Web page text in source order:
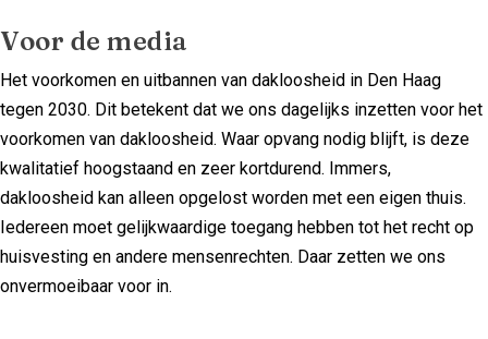
Voor de media
Het voorkomen en uitbannen van dakloosheid in Den Haag
tegen 2030. Dit betekent dat we ons dagelijks inzetten voor het
voorkomen van dakloosheid. Waar opvang nodig blijft, is deze
kwalitatief hoogstaand en zeer kortdurend. Immers,
dakloosheid kan alleen opgelost worden met een eigen thuis.
Iedereen moet gelijkwaardige toegang hebben tot het recht op
huisvesting en andere mensenrechten. Daar zetten we ons
onvermoeibaar voor in.